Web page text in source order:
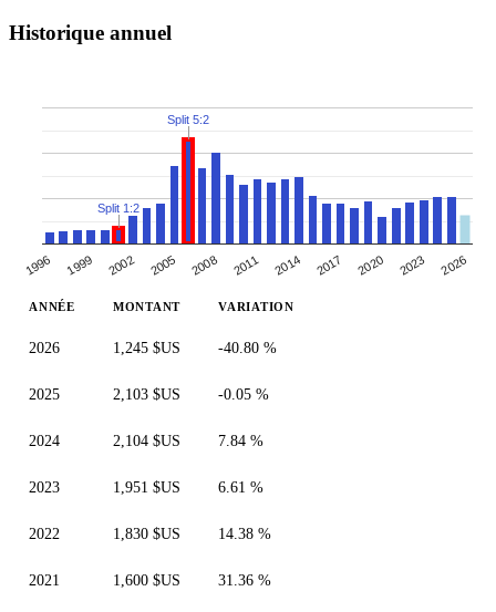
Historique annuel
1996 1999 2002 2005 2008 2011 2014 2017 2020 2023 2026
Split 1:2
Split 5:2
ANNÉE MONTANT VARIATION
2026 1,245 $US -40.80 %
2025 2,103 $US -0.05 %
2024 2,104 $US 7.84 %
2023 1,951 $US 6.61 %
2022 1,830 $US 14.38 %
2021 1,600 $US 31.36 %